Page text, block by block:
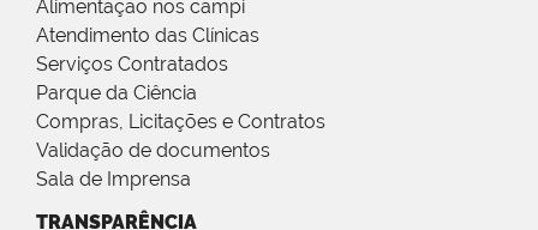
Alimentação nos campi
Atendimento das Clínicas
Serviços Contratados
Parque da Ciência
Compras, Licitações e Contratos
Validação de documentos
Sala de Imprensa
TRANSPARÊNCIA